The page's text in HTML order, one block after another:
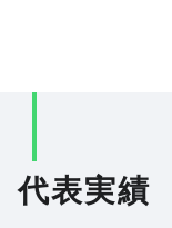
代表実績